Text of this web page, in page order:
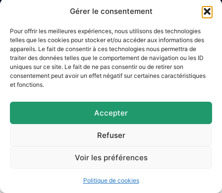
Gérer le consentement
Pour offrir les meilleures expériences, nous utilisons des technologies
telles que les cookies pour stocker et/ou accéder aux informations des
appareils. Le fait de consentir à ces technologies nous permettra de
traiter des données telles que le comportement de navigation ou les ID
uniques sur ce site. Le fait de ne pas consentir ou de retirer son
consentement peut avoir un effet négatif sur certaines caractéristiques
et fonctions.
Accepter
Refuser
Voir les préférences
Politique de cookies
Horaires d’ouverture
Mardi: 9h – 12h / 14h – 18h30
Mercredi: 9h – 12h / 14h – 17h
Jeudi: 9h – 12h / 14h – 17h
Vendredi: 9h – 12h / 14h – 16h30
Accessibilité
Mentions légales
Plan du site
Confidentialité
© 2026 Site & GRU développés par Utopia